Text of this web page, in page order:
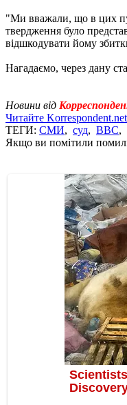
"Ми вважали, що в цих
твердження було
відшкодувати йому
Нагадаємо, через дану
Новини від
Читайте
ТЕГИ: СМИ, суд, ВВС,
Якщо ви помітили